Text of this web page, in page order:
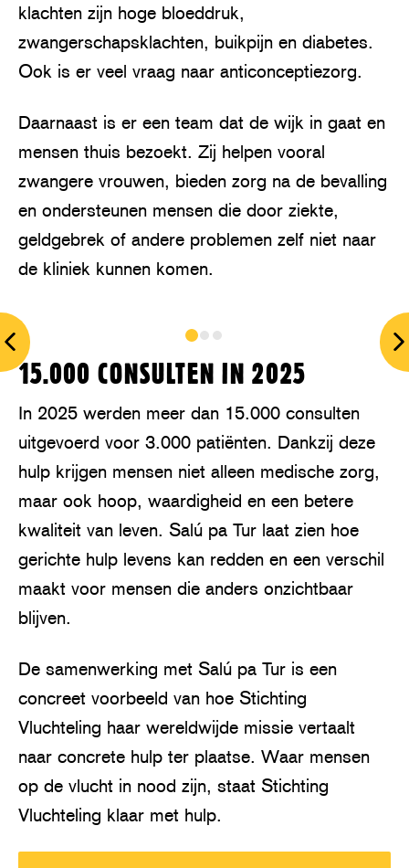
klachten zijn hoge bloeddruk,
zwangerschapsklachten, buikpijn en diabetes.
Ook is er veel vraag naar anticonceptiezorg.
Daarnaast is er een team dat de wijk in gaat en
mensen thuis bezoekt. Zij helpen vooral
zwangere vrouwen, bieden zorg na de bevalling
en ondersteunen mensen die door ziekte,
geldgebrek of andere problemen zelf niet naar
de kliniek kunnen komen.
prev
15.000 CONSULTEN IN 2025
In 2025 werden meer dan 15.000 consulten
uitgevoerd voor 3.000 patiënten. Dankzij deze
hulp krijgen mensen niet alleen medische zorg,
maar ook hoop, waardigheid en een betere
kwaliteit van leven. Salú pa Tur laat zien hoe
gerichte hulp levens kan redden en een verschil
maakt voor mensen die anders onzichtbaar
blijven.
De samenwerking met Salú pa Tur is een
concreet voorbeeld van hoe Stichting
Vluchteling haar wereldwijde missie vertaalt
naar concrete hulp ter plaatse. Waar mensen
op de vlucht in nood zijn, staat Stichting
Vluchteling klaar met hulp.